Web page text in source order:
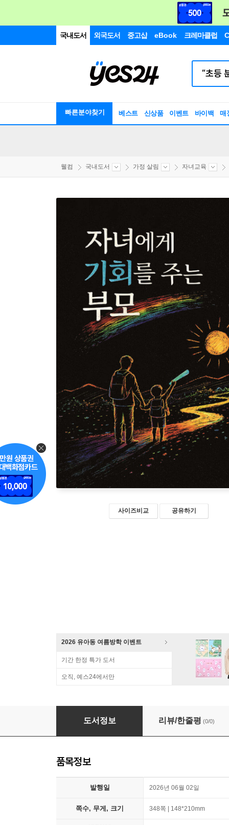
국내도서 외국도서 중고샵 eBook 크레마클럽
빠른분야찾기 베스트 신상품 이벤트 바이백 매
웰컴 국내도서 가정 살림 자녀교육
사이즈비교 공유하기
2026 유아동 여름방학 이벤트
기간 한정 특가 도서
오직, 예스24에서만
자녀에게 기회를 주는 부모
도서정보 리뷰/한줄평 (0/0)
품목정보
발행일 2026년 06월 02일
쪽수, 무게, 크기 348쪽 | 148*210mm